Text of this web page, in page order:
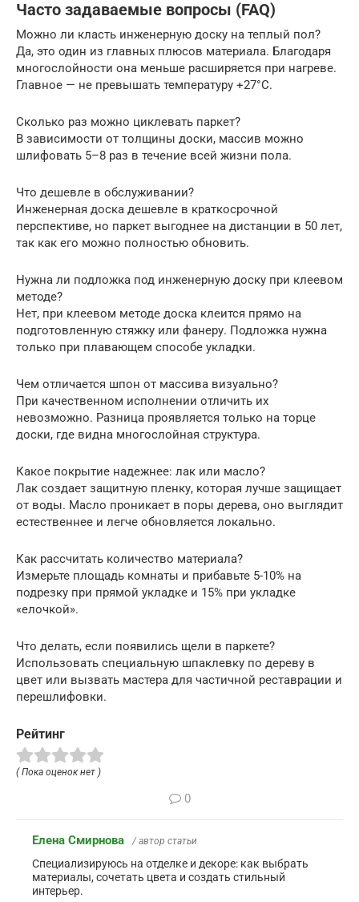
Часто задаваемые вопросы (FAQ)
Можно ли класть инженерную доску на теплый пол?
Да, это один из главных плюсов материала. Благодаря
многослойности она меньше расширяется при нагреве.
Главное — не превышать температуру +27°C.
Сколько раз можно циклевать паркет?
В зависимости от толщины доски, массив можно
шлифовать 5–8 раз в течение всей жизни пола.
Что дешевле в обслуживании?
Инженерная доска дешевле в краткосрочной
перспективе, но паркет выгоднее на дистанции в 50 лет,
так как его можно полностью обновить.
Нужна ли подложка под инженерную доску при клеевом
методе?
Нет, при клеевом методе доска клеится прямо на
подготовленную стяжку или фанеру. Подложка нужна
только при плавающем способе укладки.
Чем отличается шпон от массива визуально?
При качественном исполнении отличить их
невозможно. Разница проявляется только на торце
доски, где видна многослойная структура.
Какое покрытие надежнее: лак или масло?
Лак создает защитную пленку, которая лучше защищает
от воды. Масло проникает в поры дерева, оно выглядит
естественнее и легче обновляется локально.
Как рассчитать количество материала?
Измерьте площадь комнаты и прибавьте 5-10% на
подрезку при прямой укладке и 15% при укладке
«елочкой».
Что делать, если появились щели в паркете?
Использовать специальную шпаклевку по дереву в
цвет или вызвать мастера для частичной реставрации и
перешлифовки.
Рейтинг
( Пока оценок нет )
0
Елена Смирнова / автор статьи
Специализируюсь на отделке и декоре: как выбрать
материалы, сочетать цвета и создать стильный
интерьер.